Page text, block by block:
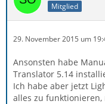
Mitglied
29. November 2015 um
Ansonsten habe
Translator 5.14
Ich habe aber jetzt
alles zu